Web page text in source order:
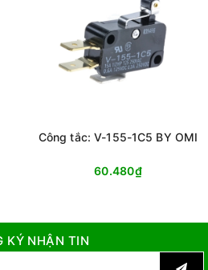
Công tắc: V-155-1C5 BY OMI
60.480₫
KÝ NHẬN TIN